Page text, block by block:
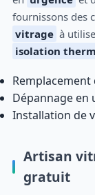
fournissons des
vitrage à
isolation
Remplacement
Dépannage en
Installation de
Artisan
gratuit